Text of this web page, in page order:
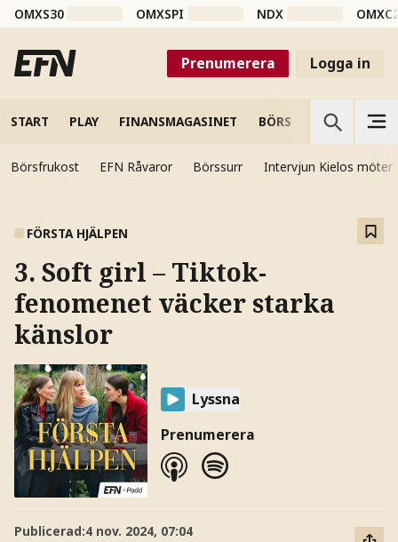
OMXS30 OMXSPI NDX
Prenumerera Logga in
START PLAY FINANSMAGASINET BÖRS VETENSKAP
Börsfrukost EFN Råvaror Börssurr Intervjun Kielos möter
FÖRSTA HJÄLPEN
3. Soft girl – Tiktok-
fenomenet väcker starka
känslor
Lyssna
Prenumerera
Publicerad:4 nov. 2024, 07:04